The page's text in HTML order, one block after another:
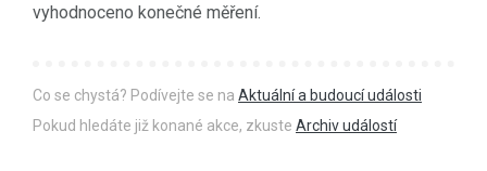
vyhodnoceno konečné měření.
Co se chystá? Podívejte se na Aktuální a budoucí události
Pokud hledáte již konané akce, zkuste Archiv událostí